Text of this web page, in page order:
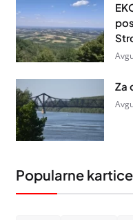
Za
Popularne kartice